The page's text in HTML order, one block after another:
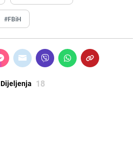
#FBiH
Dijeljenja 18